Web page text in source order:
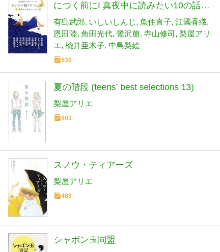
につく前にI 真夜中に読みたい10の話
(ピュアフル文庫 ん 1-10)
有島武郎 いしいしんじ 魚住直子 江國香織
恩田陸 角田光代 鷺沢萠 寺山修司
梨屋アリ
エ 楡井亜木子 中島梨絵
639
夏の階段 (teens’ best selections 13)
梨屋アリエ
603
スノウ・ティアーズ
梨屋アリエ
483
シャボン玉同盟